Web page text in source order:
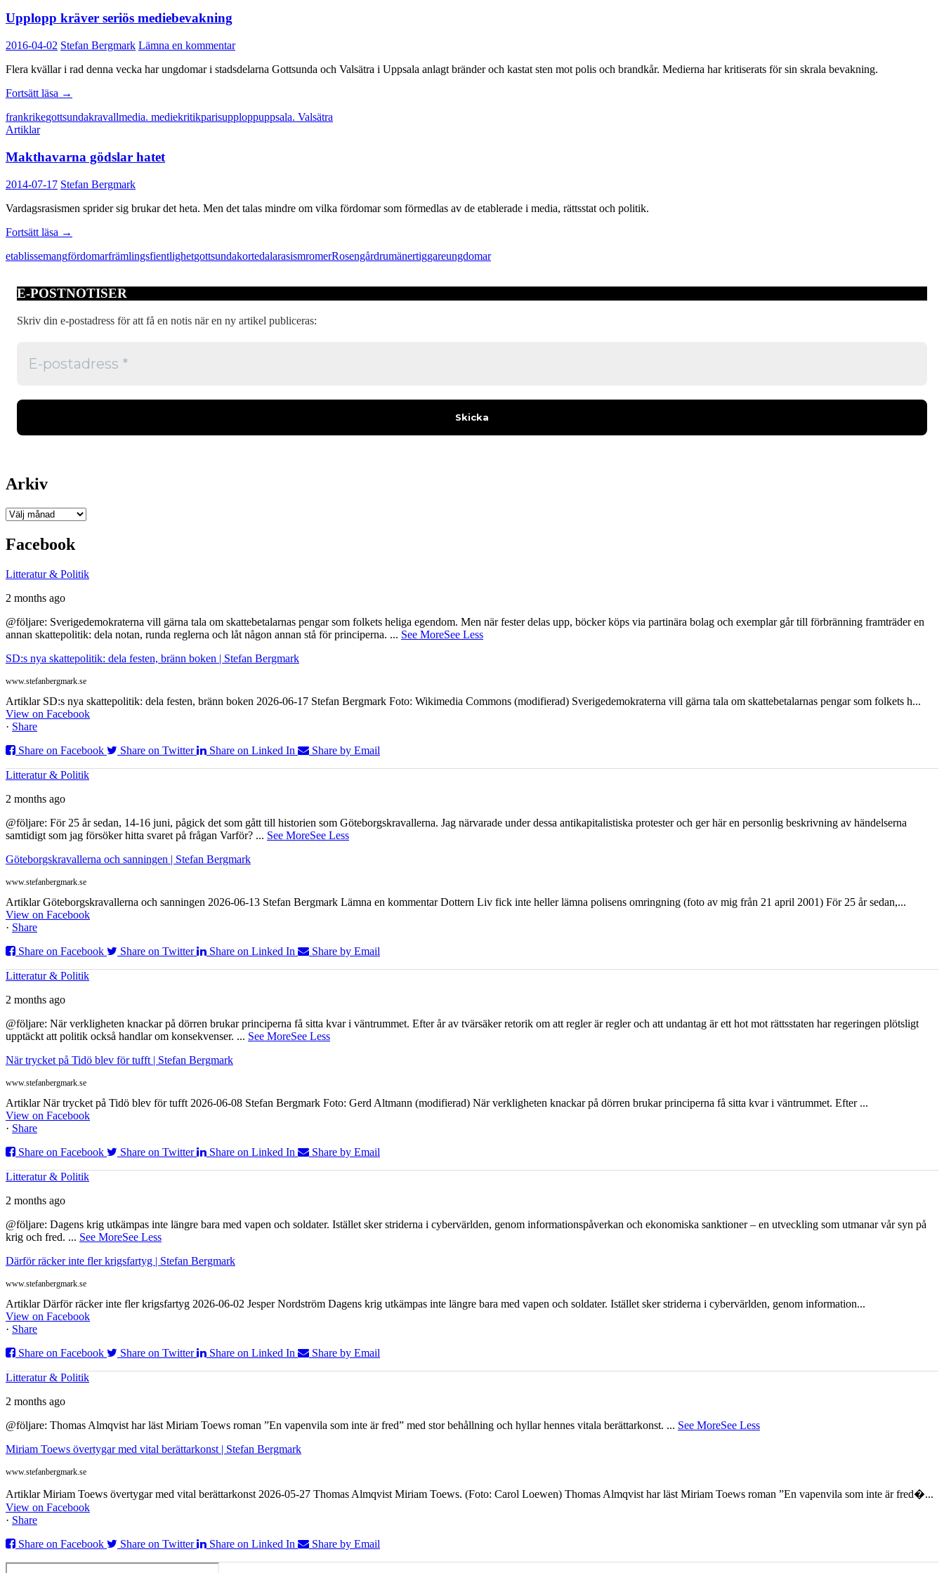
Upplopp kräver seriös mediebevakning
2016-04-02 Stefan Bergmark Lämna en kommentar
Flera kvällar i rad denna vecka har ungdomar i stadsdelarna Gottsunda och Valsätra i Uppsala anlagt bränder och kastat sten mot polis och brandkår. Medierna har kritiserats för sin skrala bevakning.
Fortsätt läsa Upplopp
seriös
→
frankrikegottsundakravallmedia. mediekritikparisupploppuppsala. Valsätra
Artiklar
Makthavarna gödslar hatet
2014-07-17 Stefan Bergmark
Vardagsrasismen sprider sig brukar det heta. Men det talas mindre om vilka fördomar som förmedlas av de etablerade i media, rättsstat och politik.
Fortsätt läsa Makthavarna
hatet
→
etablissemangfördomarfrämlingsfientlighetgottsundakortedalarasismromerRosengårdrumänertiggareungdomar
E-POSTNOTISER
Skriv din e-postadress för att få en notis när en ny artikel publiceras:
Arkiv
Arkiv
Facebook
Litteratur & Politik
2 months ago
@följare: Sverigedemokraterna vill gärna tala om skattebetalarnas pengar som folkets heliga egendom. Men när fester delas upp, böcker köps via partinära bolag och exemplar går till förbränning framträder en
annan skattepolitik: dela notan, runda reglerna och låt någon annan stå för principerna. ... See MoreSee Less
SD:s nya skattepolitik: dela festen, bränn boken | Stefan Bergmark
www.stefanbergmark.se
Artiklar SD:s nya skattepolitik: dela festen, bränn boken 2026-06-17 Stefan Bergmark Foto: Wikimedia Commons (modifierad) Sverigedemokraterna vill gärna tala om skattebetalarnas pengar som folkets h...
View on Facebook
· Share
Share on Facebook
Share on Twitter Share on Linked In Share by Email
Litteratur & Politik
2 months ago
@följare: För 25 år sedan, 14-16 juni, pågick det som gått till historien som Göteborgskravallerna. Jag närvarade under dessa antikapitalistiska protester och ger här en personlig beskrivning av händelserna
samtidigt som jag försöker hitta svaret på frågan Varför? ... See MoreSee Less
Göteborgskravallerna och sanningen | Stefan Bergmark
www.stefanbergmark.se
Artiklar Göteborgskravallerna och sanningen 2026-06-13 Stefan Bergmark Lämna en kommentar Dottern Liv fick inte heller lämna polisens omringning (foto av mig från 21 april 2001) För 25 år sedan,...
View on Facebook
· Share
Share on Facebook
Share on Twitter Share on Linked In Share by Email
Litteratur & Politik
2 months ago
@följare: När verkligheten knackar på dörren brukar principerna få sitta kvar i väntrummet. Efter år av tvärsäker retorik om att regler är regler och att undantag är ett hot mot rättsstaten har regeringen plötsligt
upptäckt att politik också handlar om konsekvenser. ... See MoreSee Less
När trycket på Tidö blev för tufft | Stefan Bergmark
www.stefanbergmark.se
Artiklar När trycket på Tidö blev för tufft 2026-06-08 Stefan Bergmark Foto: Gerd Altmann (modifierad) När verkligheten knackar på dörren brukar principerna få sitta kvar i väntrummet. Efter ...
View on Facebook
· Share
Share on Facebook
Share on Twitter Share on Linked In Share by Email
Litteratur & Politik
2 months ago
@följare: Dagens krig utkämpas inte längre bara med vapen och soldater. Istället sker striderna i cybervärlden, genom informationspåverkan och ekonomiska sanktioner – en utveckling som utmanar vår syn på
krig och fred. ... See MoreSee Less
Därför räcker inte fler krigsfartyg | Stefan Bergmark
www.stefanbergmark.se
Artiklar Därför räcker inte fler krigsfartyg 2026-06-02 Jesper Nordström Dagens krig utkämpas inte längre bara med vapen och soldater. Istället sker striderna i cybervärlden, genom information...
View on Facebook
· Share
Share on Facebook
Share on Twitter Share on Linked In Share by Email
Litteratur & Politik
2 months ago
@följare: Thomas Almqvist har läst Miriam Toews roman ”En vapenvila som inte är fred” med stor behållning och hyllar hennes vitala berättarkonst. ... See MoreSee Less
Miriam Toews övertygar med vital berättarkonst | Stefan Bergmark
www.stefanbergmark.se
Artiklar Miriam Toews övertygar med vital berättarkonst 2026-05-27 Thomas Almqvist Miriam Toews. (Foto: Carol Loewen) Thomas Almqvist har läst Miriam Toews roman ”En vapenvila som inte är fred�...
View on Facebook
· Share
Share on Facebook
Share on Twitter Share on Linked In Share by Email